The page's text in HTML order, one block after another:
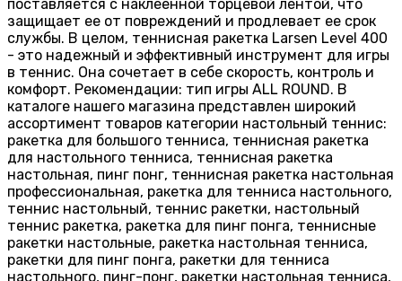
поставляется с наклеенной торцевой лентой, что
защищает ее от повреждений и продлевает ее срок
службы. В целом, теннисная ракетка Larsen Level 400
- это надежный и эффективный инструмент для игры
в теннис. Она сочетает в себе скорость, контроль и
комфорт. Рекомендации: тип игры ALL ROUND. В
каталоге нашего магазина представлен широкий
ассортимент товаров категории настольный теннис:
ракетка для большого тенниса, теннисная ракетка
для настольного тенниса, теннисная ракетка
настольная, пинг понг, теннисная ракетка настольная
профессиональная, ракетка для тенниса настольного,
теннис настольный, теннис ракетки, настольный
теннис ракетка, ракетка для пинг понга, теннисные
ракетки настольные, ракетка настольная тенниса,
ракетки для пинг понга, ракетки для тенниса
настольного, пинг-понг, ракетки настольная тенниса,